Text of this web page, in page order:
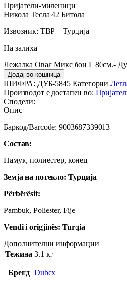
Пријатели-миленици
Никола Тесла 42 Битола
Извозник: ТВР – Турција
На залиха
Лежалка Овал Микс бои L 80см.-
Додај во кошница
ШИФРА: ДУБ-5845 Категории
Производот е достапен во:
Сподели:
Опис
Баркод/Barcode: 9003687339013
Состав:
Памук, полиестер, конец
Земја на потекло: Турција
Përbërësit:
Pambuk, Poliester, Fije
Vendi i origjinës: Turqia
Дополнителни информации
Тежина 3.1 кг
Бренд Dubex